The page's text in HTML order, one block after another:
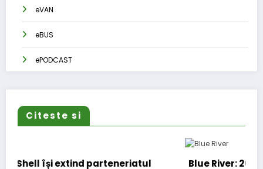
eVAN
eBUS
ePODCAST
Citeste si
Blue River: 26.123 km cu un camion 100%